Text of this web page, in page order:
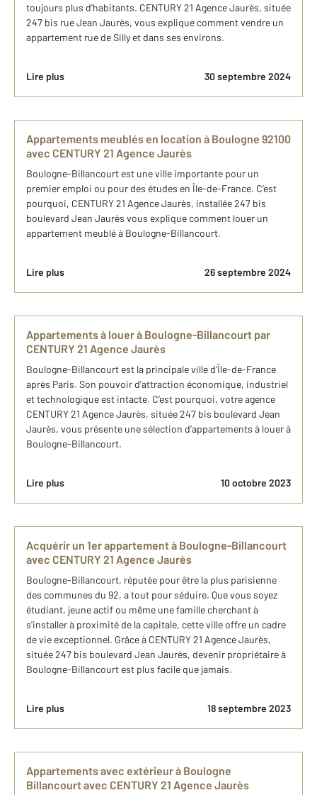
toujours plus d’habitants. CENTURY 21 Agence Jaurès, située
247 bis rue Jean Jaurès, vous explique comment vendre un
appartement rue de Silly et dans ses environs.
Lire plus 30 septembre 2024
Appartements meublés en location à Boulogne 92100
avec CENTURY 21 Agence Jaurès
Boulogne-Billancourt est une ville importante pour un
premier emploi ou pour des études en Île-de-France. C’est
pourquoi, CENTURY 21 Agence Jaurès, installée 247 bis
boulevard Jean Jaurès vous explique comment louer un
appartement meublé à Boulogne-Billancourt.
Lire plus 26 septembre 2024
Appartements à louer à Boulogne-Billancourt par
CENTURY 21 Agence Jaurès
Boulogne-Billancourt est la principale ville d’Île-de-France
après Paris. Son pouvoir d’attraction économique, industriel
et technologique est intacte. C’est pourquoi, votre agence
CENTURY 21 Agence Jaurès, située 247 bis boulevard Jean
Jaurès, vous présente une sélection d’appartements à louer à
Boulogne-Billancourt.
Lire plus 10 octobre 2023
Acquérir un 1er appartement à Boulogne-Billancourt
avec CENTURY 21 Agence Jaurès
Boulogne-Billancourt, réputée pour être la plus parisienne
des communes du 92, a tout pour séduire. Que vous soyez
étudiant, jeune actif ou même une famille cherchant à
s'installer à proximité de la capitale, cette ville offre un cadre
de vie exceptionnel. Grâce à CENTURY 21 Agence Jaurès,
située 247 bis boulevard Jean Jaurès, devenir propriétaire à
Boulogne-Billancourt est plus facile que jamais.
Lire plus 18 septembre 2023
Appartements avec extérieur à Boulogne
Billancourt avec CENTURY 21 Agence Jaurès